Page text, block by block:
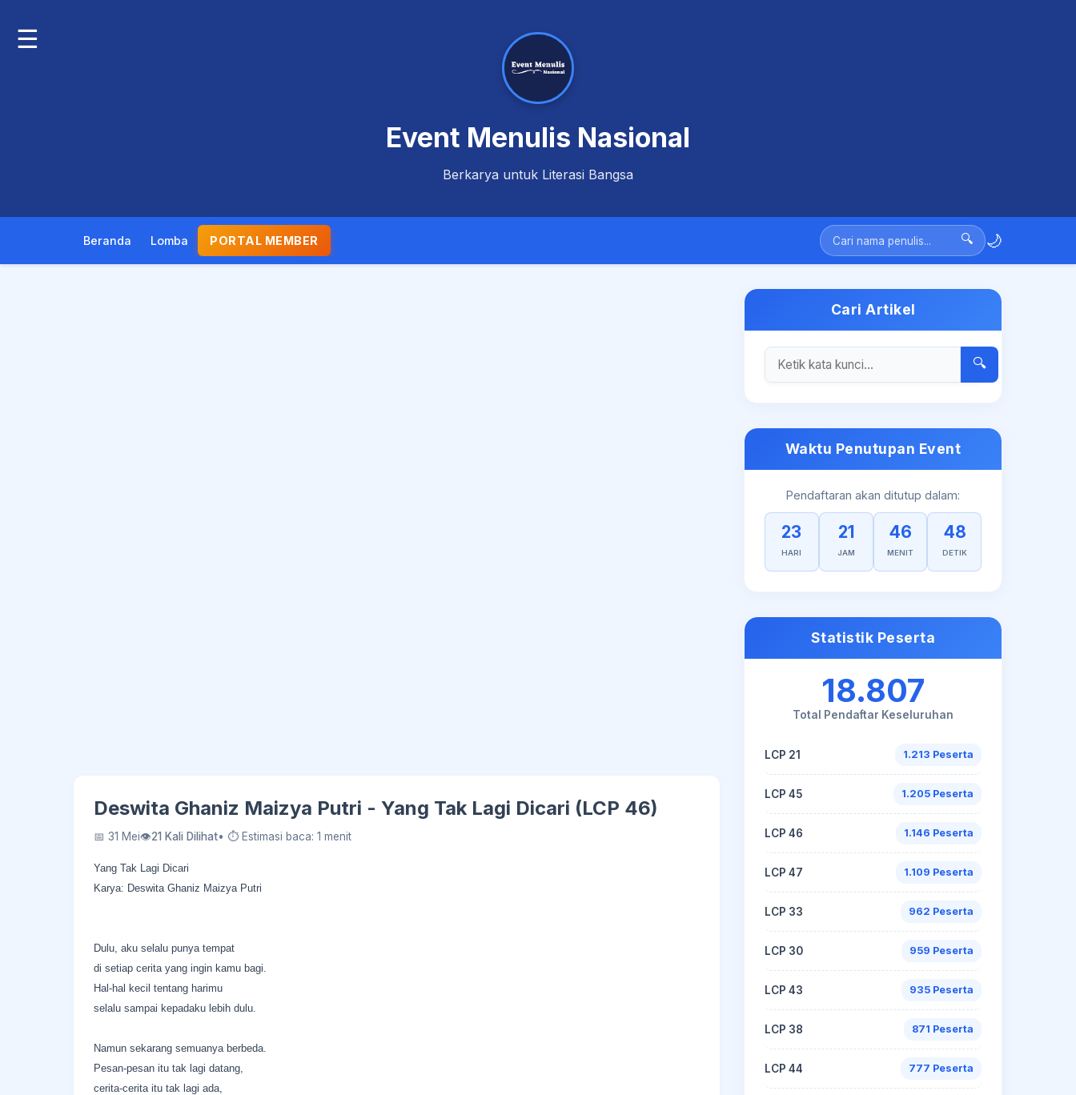
☰
Event Menulis Nasional
Berkarya untuk Literasi Bangsa
Beranda Lomba PORTAL MEMBER 🔍 🌙
Deswita Ghaniz Maizya Putri - Yang Tak Lagi Dicari (LCP 46)
📅 31 Mei👁21 Kali Dilihat• ⏱ Estimasi baca: 1 menit
Yang Tak Lagi Dicari
Karya: Deswita Ghaniz Maizya Putri
Dulu, aku selalu punya tempat
di setiap cerita yang ingin kamu bagi.
Hal-hal kecil tentang harimu
selalu sampai kepadaku lebih dulu.
Namun sekarang semuanya berbeda.
Pesan-pesan itu tak lagi datang,
cerita-cerita itu tak lagi ada,
Cari Artikel
🔍
Waktu Penutupan Event
Pendaftaran akan ditutup dalam:
23
HARI
21
JAM
46
MENIT
47
DETIK
Statistik Peserta
18.807
Total Pendaftar Keseluruhan
LCP 21 1.213 Peserta
LCP 45 1.205 Peserta
LCP 46 1.146 Peserta
LCP 47 1.109 Peserta
LCP 33 962 Peserta
LCP 30 959 Peserta
LCP 43 935 Peserta
LCP 38 871 Peserta
LCP 44 777 Peserta